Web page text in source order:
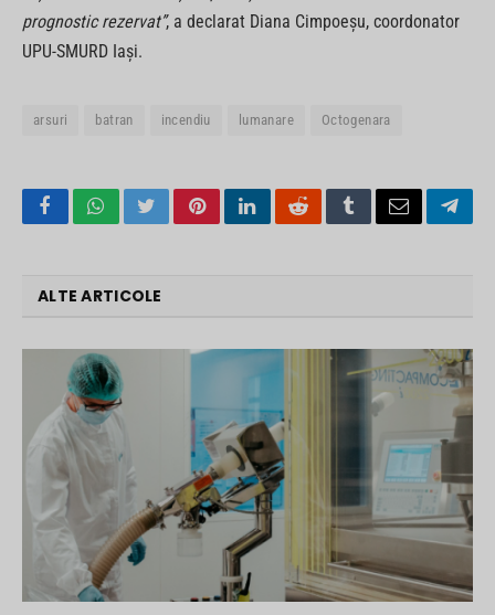
prognostic rezervat”, a declarat Diana Cimpoeșu, coordonator
UPU-SMURD Iași.
arsuri batran incendiu lumanare Octogenara
FacebookWhatsApp
TwitterPinterestLinkedInRedditTumblrEmail
ALTE ARTICOLE